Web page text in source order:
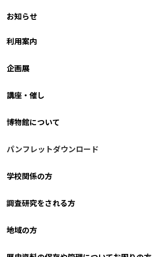
お知らせ
利用案内
企画展
講座・催し
博物館について
パンフレットダウンロード
学校関係の方
調査研究をされる方
地域の方